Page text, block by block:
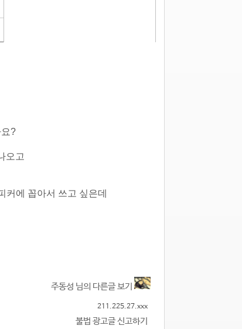
?
오고
커에 꼽아서 쓰고 싶은데
주동성 님의 다른글 보기
211.225.27.xxx
불법 광고글 신고하기